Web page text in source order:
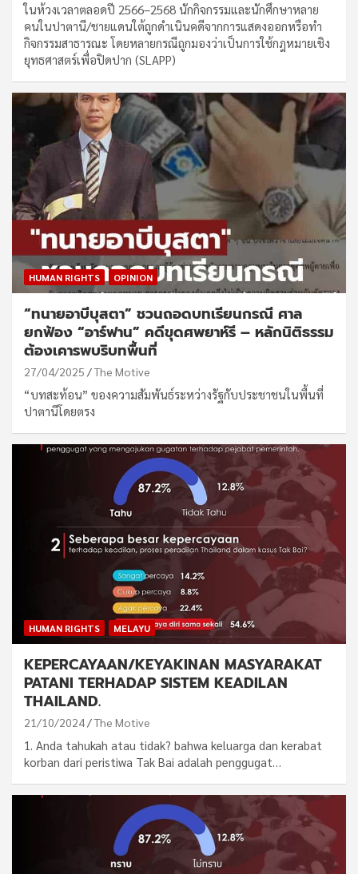
ในห้วงเวลาตลอดปี 2566–2568 นักกิจกรรมและนักศึกษาหลาย
คนในปาตานี/ชายแดนใต้ถูกดำเนินคดีจากการแสดงออกหรือทำ
กิจกรรมสาธารณะ โดยหลายกรณีถูกมองว่าเป็นการใช้กฎหมายเชิง
ยุทธศาสตร์เพื่อปิดปาก (SLAPP)
HUMAN RIGHTS OPINION
“ทนายอาบีบุสตา” ชวนถอดบทเรียนกรณี ศาล
ยกฟ้อง “อาร์ฟาน” คดีขุดศพยาห์รี – หลักนิติธรรม
ต้องเคารพบริบทพื้นที่
27/04/2025 The Motive
“บทสะท้อน” ของความสัมพันธ์ระหว่างรัฐกับประชาชนในพื้นที่
ปาตานีโดยตรง
HUMAN RIGHTS MELAYU
KEPERCAYAAN/KEYAKINAN MASYARAKAT
PATANI TERHADAP SISTEM KEADILAN
THAILAND.
21/10/2024 The Motive
1. Anda tahukah atau tidak? bahwa keluarga dan kerabat
korban dari peristiwa Tak Bai adalah penggugat…